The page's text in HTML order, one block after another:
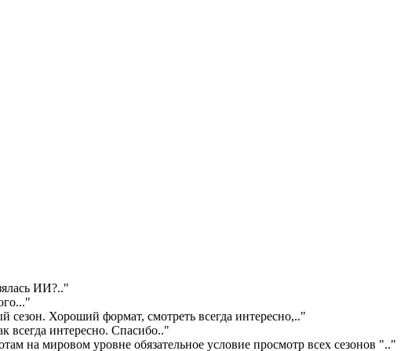
ИИ?.."
.."
сезон. Хороший формат, смотреть всегда интересно,.."
всегда интересно. Спасибо.."
на мировом уровне обязательное условие просмотр всех сезонов ".."